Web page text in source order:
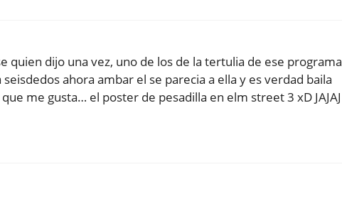
quien dijo una vez, uno de los de la tertulia de ese programa
ahora ambar el se parecia a ella y es verdad baila
me gusta… el poster de pesadilla en elm street 3 xD JAJAJ